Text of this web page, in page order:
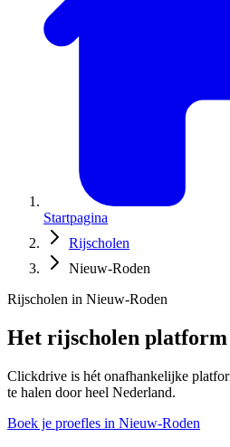
Startpagina
Rijscholen
Nieuw-Roden
Rijscholen in Nieuw-Roden
Het rijscholen platform
Clickdrive is hét onafhankelijke
te halen door heel Nederland.
Boek je proefles in Nieuw-Roden